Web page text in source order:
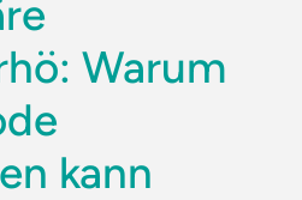
Warum
kann